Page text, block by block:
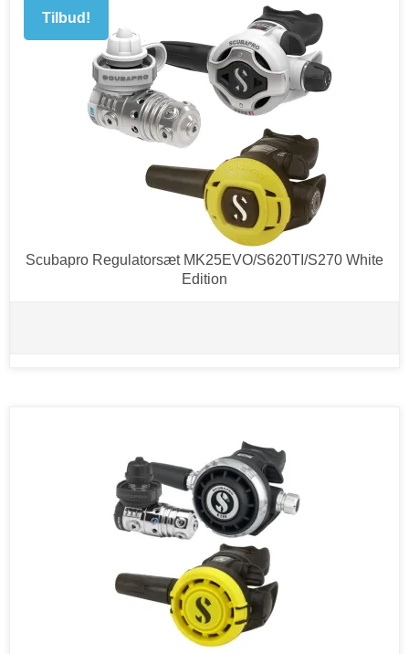
Tilbud!
Scubapro Regulatorsæt MK25EVO/S620TI/S270 White
Edition